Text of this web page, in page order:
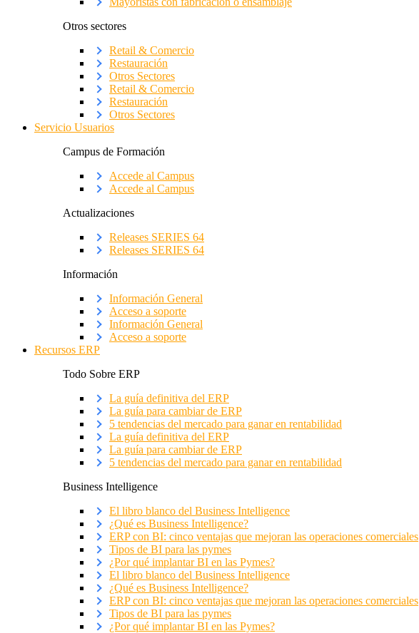
Otros sectores
Retail & Comercio
Restauración
Otros Sectores
Retail & Comercio
Restauración
Otros Sectores
Servicio Usuarios
Campus de Formación
Accede al Campus
Accede al Campus
Actualizaciones
Releases SERIES 64
Releases SERIES 64
Información
Información General
Acceso a soporte
Información General
Acceso a soporte
Recursos ERP
Todo Sobre ERP
La guía definitiva del ERP
La guía para cambiar de ERP
5 tendencias del mercado para ganar en rentabilidad
La guía definitiva del ERP
La guía para cambiar de ERP
5 tendencias del mercado para ganar en rentabilidad
Business Intelligence
El libro blanco del Business Intelligence
¿Qué es Business Intelligence?
ERP con BI: cinco ventajas que mejoran las operaciones comerciales
Tipos de BI para las pymes
¿Por qué implantar BI en las Pymes?
El libro blanco del Business Intelligence
¿Qué es Business Intelligence?
ERP con BI: cinco ventajas que mejoran las operaciones comerciales
Tipos de BI para las pymes
¿Por qué implantar BI en las Pymes?